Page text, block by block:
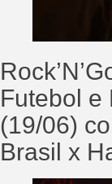
Futebol e
(19/06)
Brasil x